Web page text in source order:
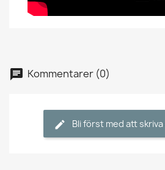
Kommentarer (0)
Bli först med att